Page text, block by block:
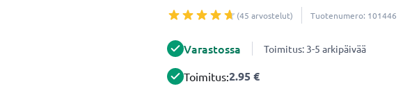
(45 arvostelut) Tuotenumero: 101446
Varastossa Toimitus: 3-5 arkipäivää
Toimitus:2.95 €